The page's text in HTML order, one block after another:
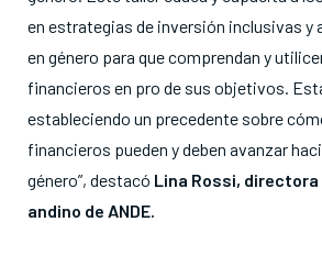
en estrategias de inversión inclusivas y
en género para que comprendan y
financieros en pro de sus objetivos.
estableciendo un precedente sobre
financieros pueden y deben avanzar
género”, destacó Lina Rossi,
andino de ANDE.